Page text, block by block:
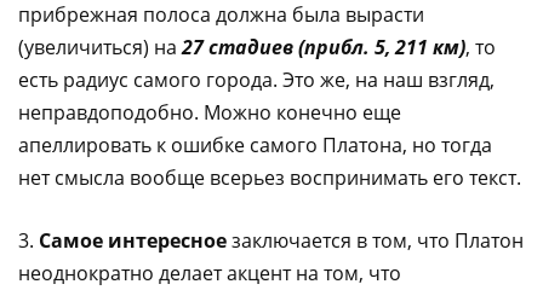
прибрежная полоса должна была вырасти
(увеличиться) на27 стадиев (прибл. 5, 211 км), то
есть радиус самого города. Это же, на наш взгляд,
неправдоподобно. Можно конечно еще
апеллировать к ошибке самого Платона, но тогда
нет смысла вообще всерьез воспринимать его текст.
3. Самое интересноезаключается в том, что Платон
неоднократно делает акцент на том, что